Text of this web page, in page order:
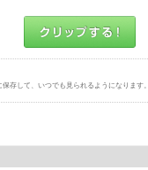
存して、いつでも見られるようになります。